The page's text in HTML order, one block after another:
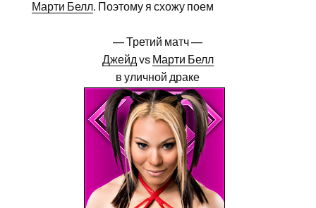
Марти Белл. Поэтому я схожу поем
— Третий матч —
Джейд vs Марти Белл
в уличной драке